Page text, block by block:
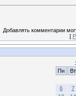
Добавлять комментарии
[
Пн
Вт
6
7